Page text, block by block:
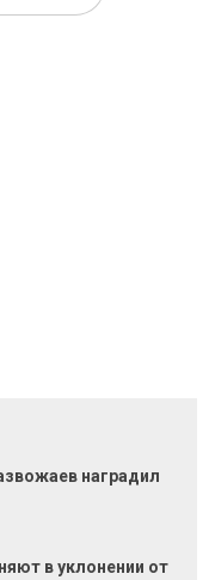
наградил
в уклонении от